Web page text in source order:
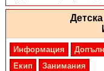
Информация
Екип
Занимания